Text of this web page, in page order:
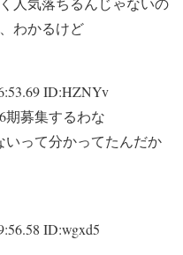
わかるけど
ID:HZNYv
期募集するわな
って分かってたんだか
ID:wgxd5